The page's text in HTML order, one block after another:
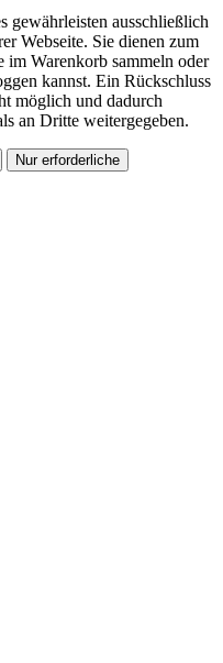
gewährleisten ausschließlich
Webseite. Sie dienen zum
im Warenkorb sammeln oder
kannst. Ein Rückschluss
möglich und dadurch
an Dritte weitergegeben.
Nur erforderliche